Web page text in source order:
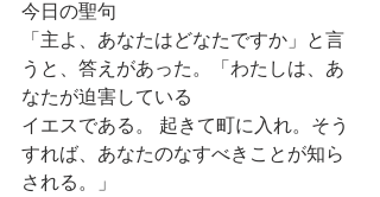
今日の聖句
「主よ、あなたはどなたですか」と言
うと、答えがあった。「わたしは、あ
なたが迫害している
イエスである。 起きて町に入れ。そう
すれば、あなたのなすべきことが知ら
される。」